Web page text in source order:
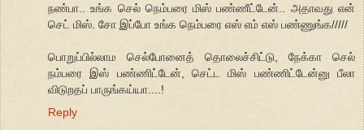
நண்பா.. உங்க செல் நெம்பரை மிஸ் பண்ணீட்டேன்.. அதாவது என்
செட் மிஸ். சோ இப்போ உங்க நெம்பரை எஸ் எம் எஸ் பண்ணுங்க/////
பொறுப்பில்லாம செல்போனைத் தொலைச்சிட்டு, நேக்கா செல்
நம்பரை இஸ் பண்ணிட்டேன், செட்ட மிஸ் பண்ணிட்டேன்னு பீலா
விடுறதப் பாருங்கய்யா....!
Reply